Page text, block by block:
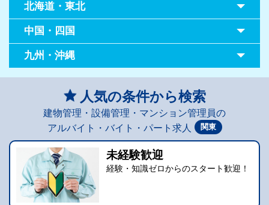
北海道・東北
中国・四国
九州・沖縄
人気の条件から検索
建物管理・設備管理・マンション管理員の
アルバイト・バイト・パート求人
関東
未経験歓迎
経験・知識ゼロからのスタート歓迎！